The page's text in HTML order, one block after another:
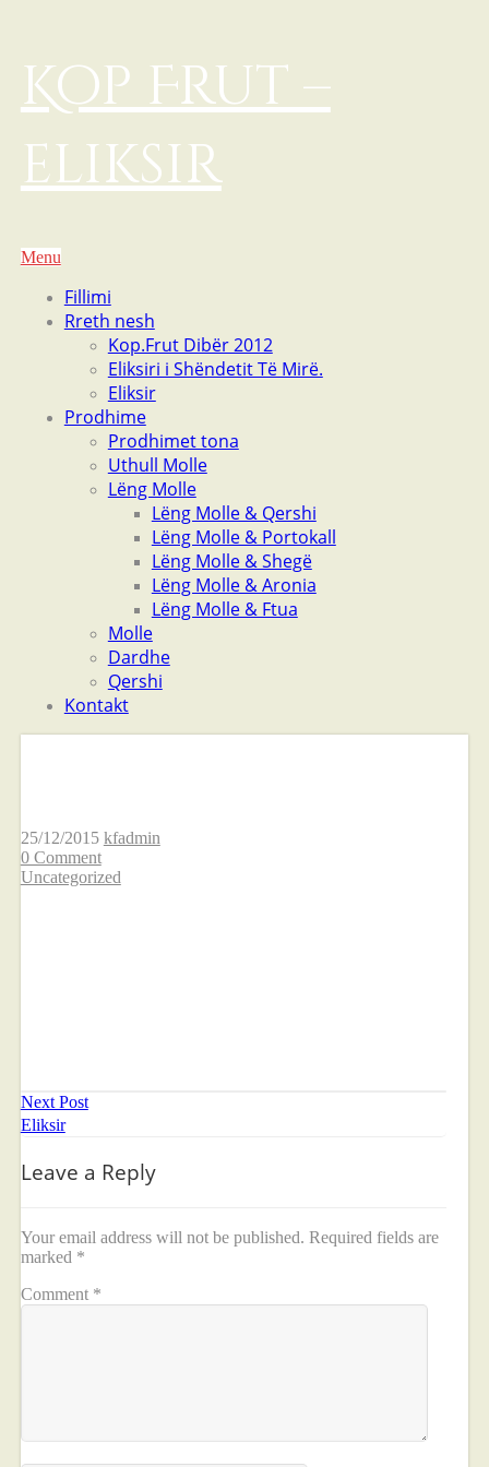
Kop Frut –
eliksir
Menu
Fillimi
Rreth nesh
Kop.Frut Dibër 2012
Eliksiri i Shëndetit Të Mirë.
Eliksir
Prodhime
Prodhimet tona
Uthull Molle
Lëng Molle
Lëng Molle & Qershi
Lëng Molle & Portokall
Lëng Molle & Shegë
Lëng Molle & Aronia
Lëng Molle & Ftua
Molle
Dardhe
Qershi
Kontakt
25/12/2015 kfadmin
0 Comment
Uncategorized
Next Post
Eliksir
Leave a Reply
Your email address will not be published. Required fields are
marked *
Comment *